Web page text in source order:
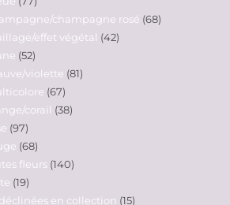
champagne rosé 68
effet végétal 42
52
violette 81
67
corail 38
97
68
fleurs 140
19
en collection 15